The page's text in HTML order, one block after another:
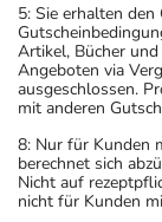
5: Sie erhalten
Artikel, Bücher
Angeboten via
ausgeschlossen.
mit anderen
8: Nur für Kunden
berechnet sich
Nicht auf
nicht für Kunden